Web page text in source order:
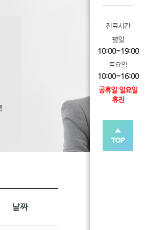
진료시간
평일
10:00~19:00
토요일
10:00~16:00
공휴일·일요일
휴진
날짜